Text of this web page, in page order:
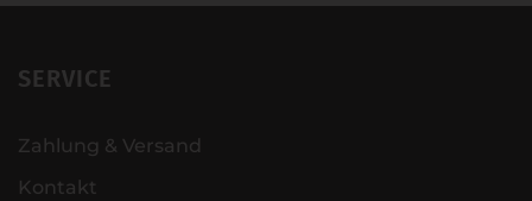
SERVICE
Zahlung & Versand
Kontakt